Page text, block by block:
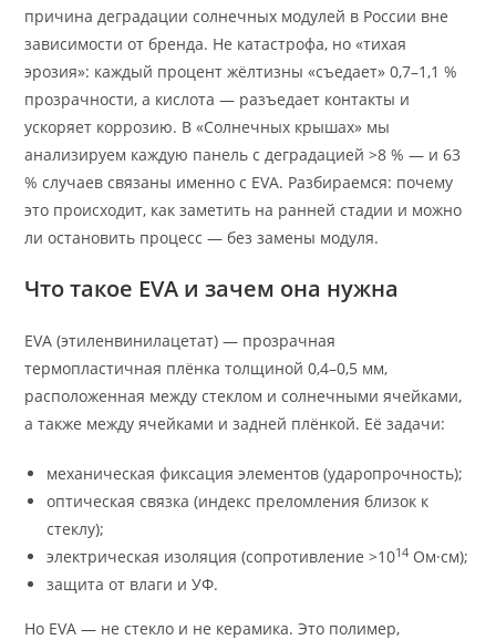
причина деградации солнечных модулей в России вне
зависимости от бренда. Не катастрофа, но «тихая
эрозия»: каждый процент жёлтизны «съедает» 0,7–1,1 %
прозрачности, а кислота — разъедает контакты и
ускоряет коррозию. В «Солнечных крышах» мы
анализируем каждую панель с деградацией >8 % — и 63
% случаев связаны именно с EVA. Разбираемся: почему
это происходит, как заметить на ранней стадии и можно
ли остановить процесс — без замены модуля.
Что такое EVA и зачем она нужна
EVA (этиленвинилацетат) — прозрачная
термопластичная плёнка толщиной 0,4–0,5 мм,
расположенная между стеклом и солнечными ячейками,
а также между ячейками и задней плёнкой. Её задачи:
механическая фиксация элементов (ударопрочность);
оптическая связка (индекс преломления близок к
стеклу);
электрическая изоляция (сопротивление >1014 Ом·см);
защита от влаги и УФ.
Но EVA — не стекло и не керамика. Это полимер,